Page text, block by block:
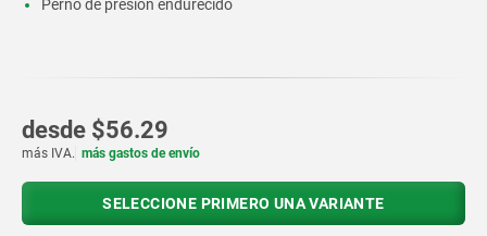
Perno de presión endurecido
desde $56.29
más IVA. más gastos de envío
SELECCIONE PRIMERO UNA VARIANTE